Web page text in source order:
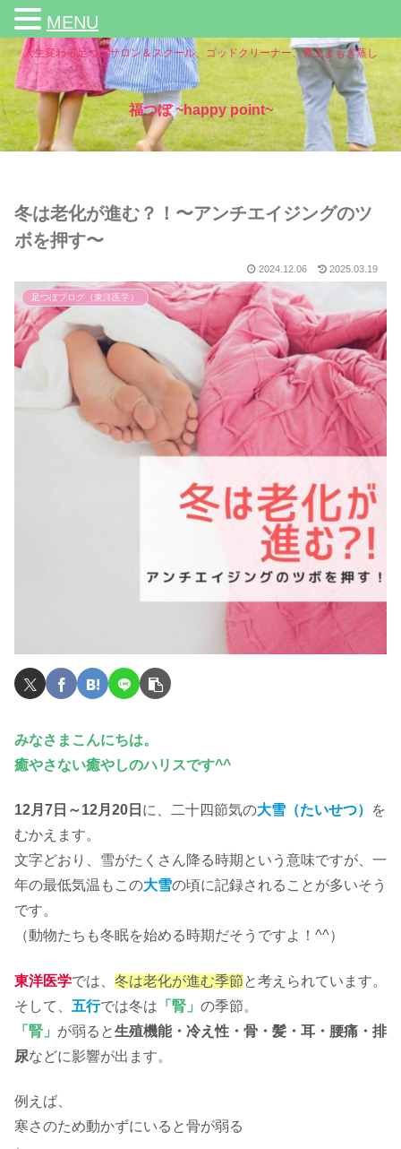
人生変わる足つぼサロン＆スクール、ゴッドクリーナー、黄土よもぎ蒸し
福つぼ ~happy point~
冬は老化が進む？！〜アンチエイジングのツ
ボを押す〜
2024.12.06 2025.03.19
足つぼブログ（東洋医学）
みなさまこんにちは。
癒やさない癒やしのハリスです^^
12月7日～12月20日 に、二十四節気の大雪（たいせつ）
を
むかえます。
文字どおり、雪がたくさん降る時期という意味ですが、一
年の最低気温もこの大雪の頃に記録されることが多いそう
です。
（動物たちも冬眠を始める時期だそうですよ！^^）
東洋医学では、 冬は老化が進む季節と考えられています。
そして、 五行では冬は 「腎」 の季節。
「腎」 が弱ると生殖機能・冷え性・骨・髪・耳・腰痛・排
尿などに影響が出ます。
例えば、
寒さのため動かずにいると骨が弱る
MENU